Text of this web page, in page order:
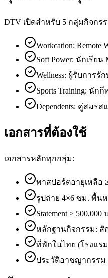
DTV เปิดสำหรับ 5 กลุ่มกิจกร
Workcation: Remote
Soft Power: นักเรีย
Wellness: ผู้รับการรั
Sports Training: นัก
Dependents: คู่สมรส
เอกสารที่ต้องใช้
เอกสารหลักทุกกลุ่ม:
พาสปอร์ตอายุเหลือ
รูปถ่าย 4×6 ซม. พื้น
Statement ≥
หลักฐานกิจกรรม: สัญ
ที่พักในไทย (โรงแร
ประวัติอาชญากรรม